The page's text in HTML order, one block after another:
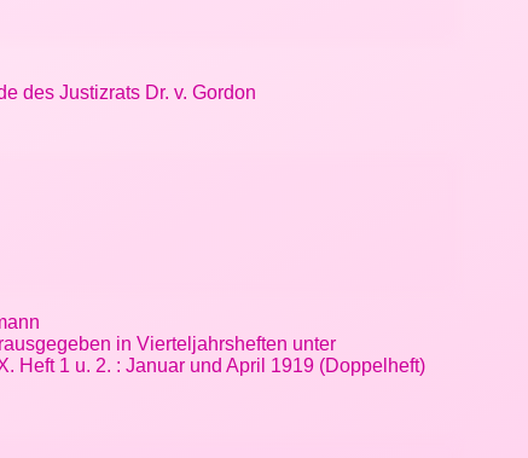
des Justizrats Dr. v. Gordon
in Vierteljahrsheften unter
Heft 1 u. 2. : Januar und April 1919 (Doppelheft)